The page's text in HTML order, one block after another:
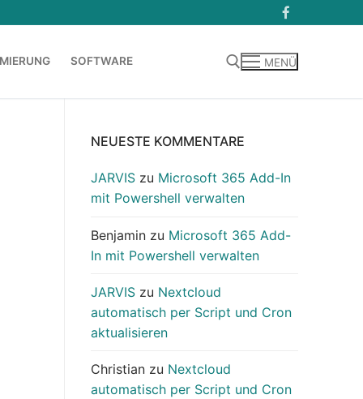
SOFTWARE MENÜ
NEUESTE KOMMENTARE
JARVIS zu Microsoft 365 Add-In
mit Powershell verwalten
Benjamin zu Microsoft 365 Add-
In mit Powershell verwalten
JARVIS zu Nextcloud
automatisch per Script und Cron
aktualisieren
Christian zu Nextcloud
automatisch per Script und Cron